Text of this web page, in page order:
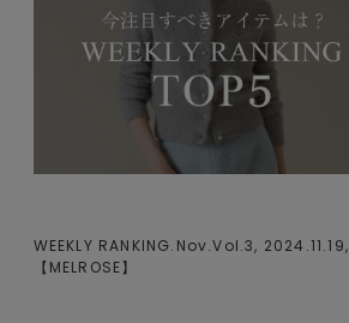
WEEKLY RANKING.Nov.Vol.3, 2024.11.19,
【 MELROSE】